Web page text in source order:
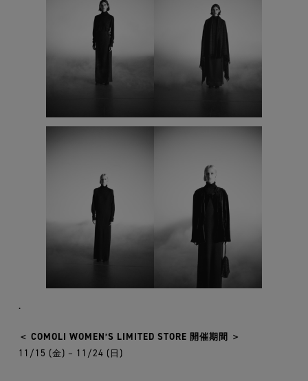
.
＜ COMOLI WOMEN’S LIMITED STORE 開催期間 ＞
11/15 (金) – 11/24 (日)